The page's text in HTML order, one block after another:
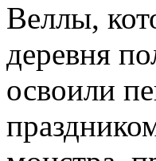
Веллы,
деревня
освоили